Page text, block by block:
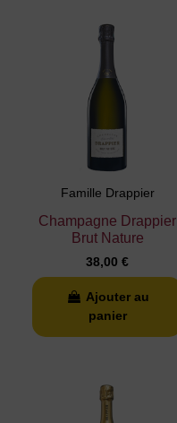
Famille Drappier
Champagne Drappier
Brut Nature
38,00 €
Ajouter au
panier